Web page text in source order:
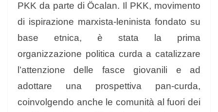
PKK da parte di Öcalan. Il PKK, movimento
di ispirazione marxista-leninista fondato su
base etnica, è stata la prima
organizzazione politica curda a catalizzare
l’attenzione delle fasce giovanili e ad
adottare una prospettiva pan-curda,
coinvolgendo anche le comunità al fuori dei